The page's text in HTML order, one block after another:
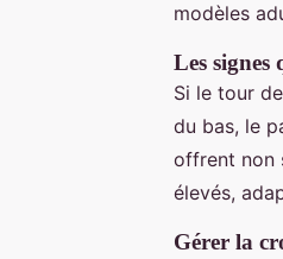
modèles
Les
Si le tour
du bas, le
offrent non
élevés,
Gérer la